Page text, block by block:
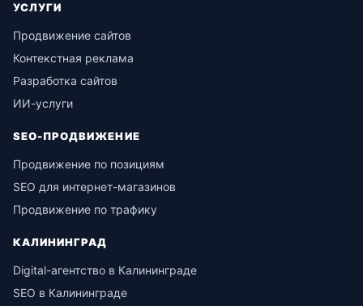
УСЛУГИ
Продвижение сайтов
Контекстная реклама
Разработка сайтов
ИИ-услуги
SEO-ПРОДВИЖЕНИЕ
Продвижение по позициям
SEO для интернет-магазинов
Продвижение по трафику
КАЛИНИНГРАД
Digital-агентство в Калининграде
SEO в Калининграде